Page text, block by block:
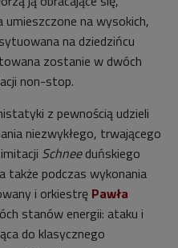
umieszczone na wysokich,
na dziedzińcu
zostanie w dwóch
non-stop.
z pewnością udzieli
niezwykłego, trwającego
Schneeduńskiego
także podczas wykonania
i orkiestrę Pawła
stanów energii: ataku i
do klasycznego